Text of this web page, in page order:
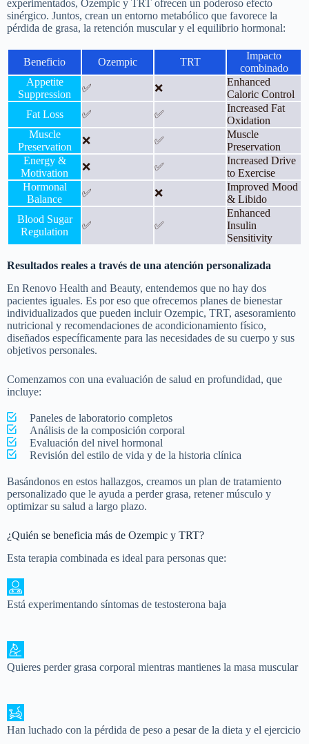
experimentados, Ozempic y TRT ofrecen un poderoso efecto
sinérgico. Juntos, crean un entorno metabólico que favorece la
pérdida de grasa, la retención muscular y el equilibrio hormonal:
Beneficio Ozempic TRT
Impacto
combinado
Appetite
Suppression
✅ ❌
Enhanced
Caloric Control
Fat Loss
✅ ✅
Increased Fat
Oxidation
Muscle
Preservation
❌ ✅
Muscle
Preservation
Energy &
Motivation
❌ ✅
Increased Drive
to Exercise
Hormonal
Balance
✅ ❌
Improved Mood
& Libido
Blood Sugar
Regulation
✅ ✅
Enhanced
Insulin
Sensitivity
Resultados reales a través de una atención personalizada
En Renovo Health and Beauty, entendemos que no hay dos
pacientes iguales. Es por eso que ofrecemos planes de bienestar
individualizados que pueden incluir Ozempic, TRT, asesoramiento
nutricional y recomendaciones de acondicionamiento físico,
diseñados específicamente para las necesidades de su cuerpo y sus
objetivos personales.
Comenzamos con una evaluación de salud en profundidad, que
incluye:
Paneles de laboratorio completos
Análisis de la composición corporal
Evaluación del nivel hormonal
Revisión del estilo de vida y de la historia clínica
Basándonos en estos hallazgos, creamos un plan de tratamiento
personalizado que le ayuda a perder grasa, retener músculo y
optimizar su salud a largo plazo.
¿Quién se beneficia más de Ozempic y TRT?
Esta terapia combinada es ideal para personas que:
Está experimentando síntomas de testosterona baja
Quieres perder grasa corporal mientras mantienes la masa muscular
Han luchado con la pérdida de peso a pesar de la dieta y el ejercicio